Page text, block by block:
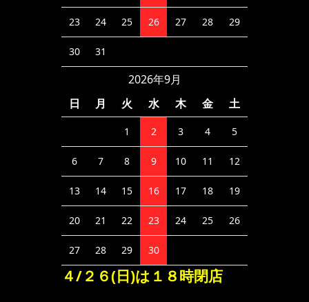
23 24 25 26 27 28 29
30 31
2026年9月
日
月 火 水 木 金 土
1 2 3 4 5
6 7 8 9 10 11 12
13 14 15 16 17 18 19
20 21 22 23 24 25 26
27 28 29 30
４/２６(日)は１８時閉店